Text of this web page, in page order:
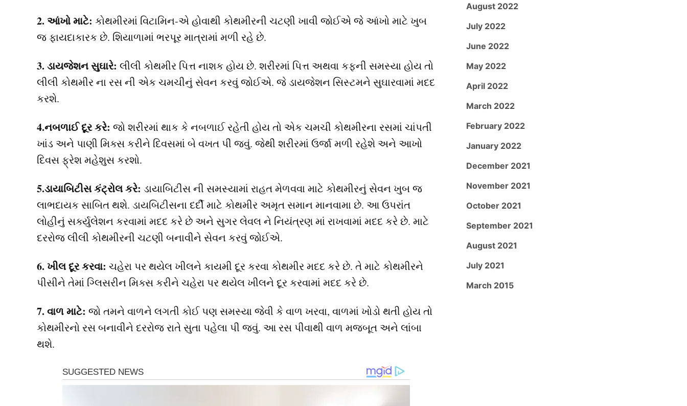
2. આંખો માટે: કોથમીરમાં વિટામિન-એ હોવાથી કોથમીરની ચટણી ખાવી જોઈએ જે આંખો માટે ખુબ
જ ફાયદાકારક છે. શિયાળામાં ભરપૂર માત્રામાં મળી રહે છે.
3. ડાયજેશન સુઘારે: લીલી કોથમીર પિત્ત નાશક હોય છે. શરીરમાં પિત્ત અથવા કફની સમસ્યા હોય તો
લીલી કોથમીર ના રસ ની એક ચમચીનું સેવન કરવું જોઈએ. જે ડાયજેશન સિસ્ટમને સુઘારવામાં મદદ
કરશે.
4.નબળાઈ દૂર કરે: જો શરીરમાં થાક કે નબળાઈ રહેતી હોય તો એક ચમચી કોથમીરના રસમાં ચાંપતી
ખાંડ અને પાણી મિક્સ કરીને દિવસમાં બે વખત પી જવું. જેથી શરીરમાં ઉર્જા મળી રહેશે અને આખો
દિવસ ફ્રેશ મહેશુસ કરશો.
5.ડાયાબિટીસ કંટ્રોલ કરે: ડાયાબિટીસ ની સમસ્યામાં રાહત મેળવવા માટે કોથમીરનું સેવન ખુબ જ
લાભદાયક સાબિત થશે. ડાયબિટીસના દર્દી માટે કોથમીર અમૃત સમાન માનવામા છે. આ ઉપરાંત
લોહીનું સર્ક્યુલેશન કરવામાં મદદ કરે છે અને સુગર લેવલ ને નિયંત્રણ માં રાખવામાં મદદ કરે છે. માટે
દરરોજ લીલી કોથમીરની ચટણી બનાવીને સેવન કરવું જોઈએ.
6. ખીલ દૂર કરવા: ચહેરા પર થયેલ ખીલને કાયમી દૂર કરવા કોથમીર મદદ કરે છે. તે માટે કોથમીરને
પીસીને તેમાં ગ્લિસરીન મિક્સ કરીને ચહેરા પર થયેલ ખીલને દૂર કરવામાં મદદ કરે છે.
7. વાળ માટે: જો તમને વાળને લગતી કોઈ પણ સમસ્યા જેવી કે વાળ ખરવા, વાળમાં ખોડો થતી હોય તો
કોથમીરનો રસ બનાવીને દરરોજ રાતે સુતા પહેલા પી જવું. આ રસ પીવાથી વાળ મજબૂત અને લાંબા
થશે.
August 2022
July 2022
June 2022
May 2022
April 2022
March 2022
February 2022
January 2022
December 2021
November 2021
October 2021
September 2021
August 2021
July 2021
March 2015